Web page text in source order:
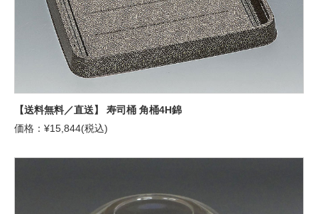
【送料無料／直送】 寿司桶 角桶4H錦
価格：¥15,844(税込)